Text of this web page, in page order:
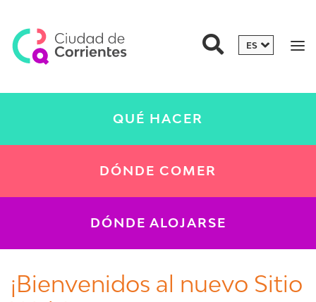
QUÉ HACER
DÓNDE COMER
DÓNDE ALOJARSE
¡Bienvenidos al nuevo Sitio